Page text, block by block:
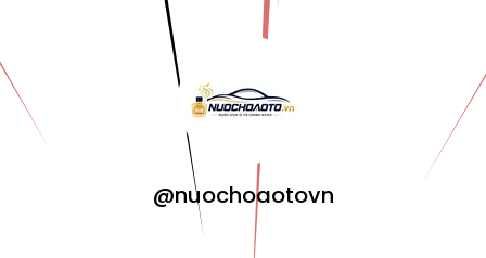
@nuochoaotovn